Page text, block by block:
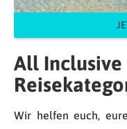
All
Wir helfen euch,